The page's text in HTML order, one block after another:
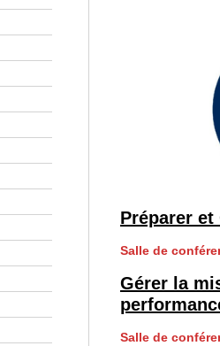
Préparer
Salle de
Gérer la
Salle de